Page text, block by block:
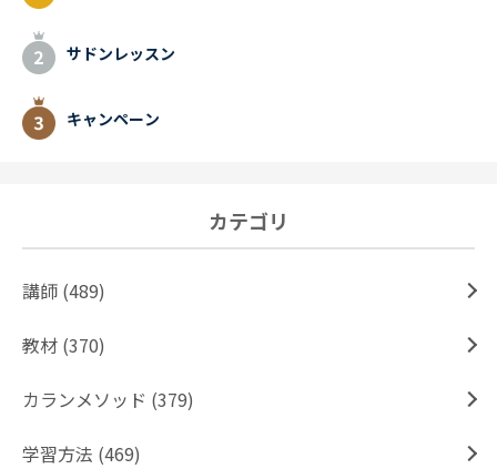
サドンレッスン
キャンペーン
カテゴリ
講師 (489)
教材 (370)
カランメソッド (379)
学習方法 (469)